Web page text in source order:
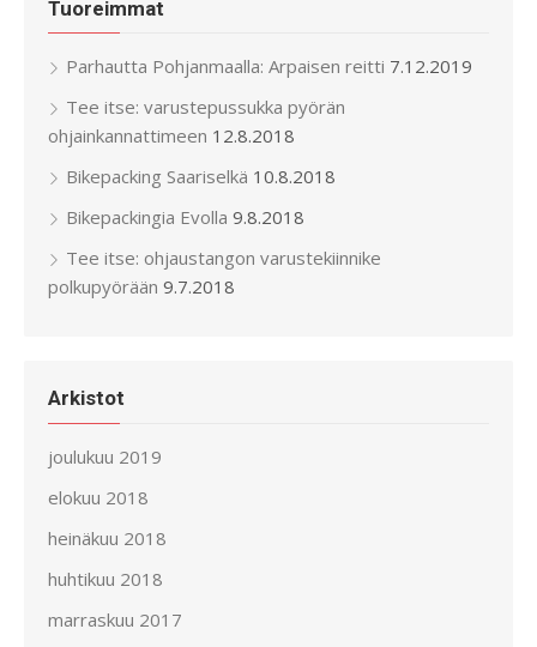
Tuoreimmat
Parhautta Pohjanmaalla: Arpaisen reitti 7.12.2019
Tee itse: varustepussukka pyörän
ohjainkannattimeen 12.8.2018
Bikepacking Saariselkä 10.8.2018
Bikepackingia Evolla 9.8.2018
Tee itse: ohjaustangon varustekiinnike
polkupyörään 9.7.2018
Arkistot
joulukuu 2019
elokuu 2018
heinäkuu 2018
huhtikuu 2018
marraskuu 2017